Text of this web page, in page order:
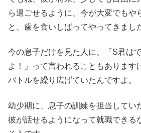
ら過ごせるように、今が大変でもや
と、歯を食いしばってやってきまし
今の息子だけを見た人に、「S君は
よ！」って言われることもあります
バトルを繰り広げていたんですよ。
幼少期に、息子の訓練を担当してい
彼が話せるようになって就職できる